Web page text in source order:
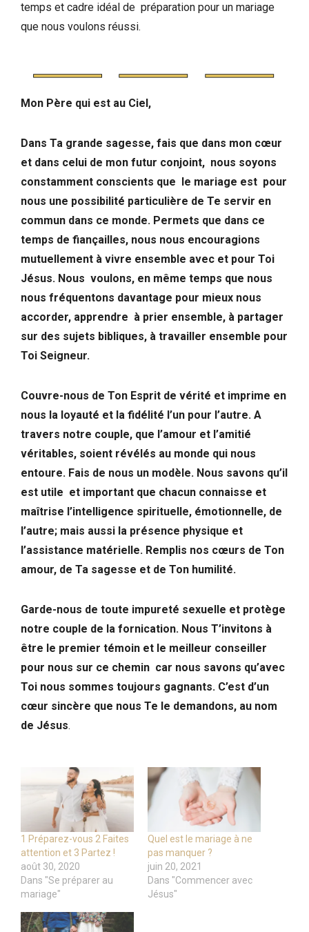
temps et cadre idéal de préparation pour un mariage
que nous voulons réussi.
Mon Père qui est au Ciel,
Dans Ta grande sagesse, fais que dans mon cœur
et dans celui de mon futur conjoint, nous soyons
constamment conscients que le mariage est pour
nous une possibilité particulière de Te servir en
commun dans ce monde. Permets que dans ce
temps de fiançailles, nous nous encouragions
mutuellement à vivre ensemble avec et pour Toi
Jésus. Nous voulons, en même temps que nous
nous fréquentons davantage pour mieux nous
accorder, apprendre à prier ensemble, à partager
sur des sujets bibliques, à travailler ensemble pour
Toi Seigneur.
Couvre-nous de Ton Esprit de vérité et imprime en
nous la loyauté et la fidélité l’un pour l’autre. A
travers notre couple, que l’amour et l’amitié
véritables, soient révélés au monde qui nous
entoure. Fais de nous un modèle. Nous savons qu’il
est utile et important que chacun connaisse et
maîtrise l’intelligence spirituelle, émotionnelle, de
l’autre; mais aussi la présence physique et
l’assistance matérielle. Remplis nos cœurs de Ton
amour, de Ta sagesse et de Ton humilité.
Garde-nous de toute impureté sexuelle et protège
notre couple de la fornication. Nous T’invitons à
être le premier témoin et le meilleur conseiller
pour nous sur ce chemin car nous savons qu’avec
Toi nous sommes toujours gagnants. C’est d’un
cœur sincère que nous Te le demandons, au nom
de Jésus.
1 Préparez-vous 2 Faites
attention et 3 Partez !
août 30, 2020
Dans "Se préparer au
mariage"
Quel est le mariage à ne
pas manquer ?
juin 20, 2021
Dans "Commencer avec
Jésus"